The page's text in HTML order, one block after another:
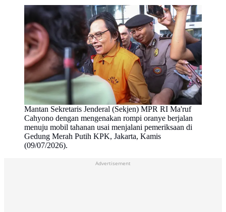
Mantan Sekretaris Jenderal (Sekjen) MPR RI Ma'ruf
Cahyono dengan mengenakan rompi oranye berjalan
menuju mobil tahanan usai menjalani pemeriksaan di
Gedung Merah Putih KPK, Jakarta, Kamis
(09/07/2026).
Advertisement